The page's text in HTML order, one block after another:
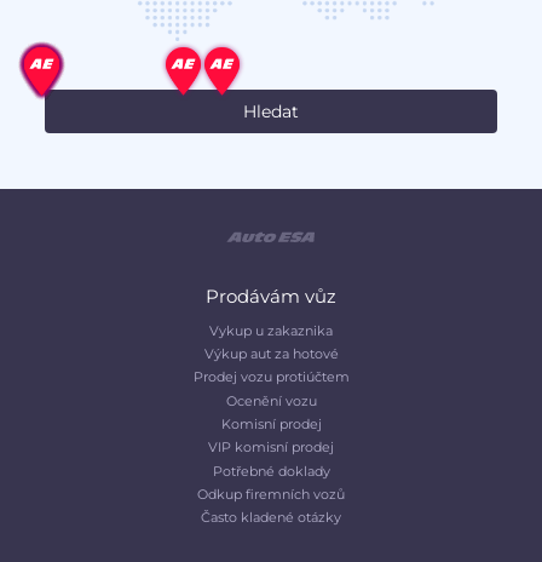
Prodávám vůz
Vykup u zakaznika
Výkup aut za hotové
Prodej vozu protiúčtem
Ocenění vozu
Komisní prodej
VIP komisní prodej
Potřebné doklady
Odkup firemních vozů
Často kladené otázky